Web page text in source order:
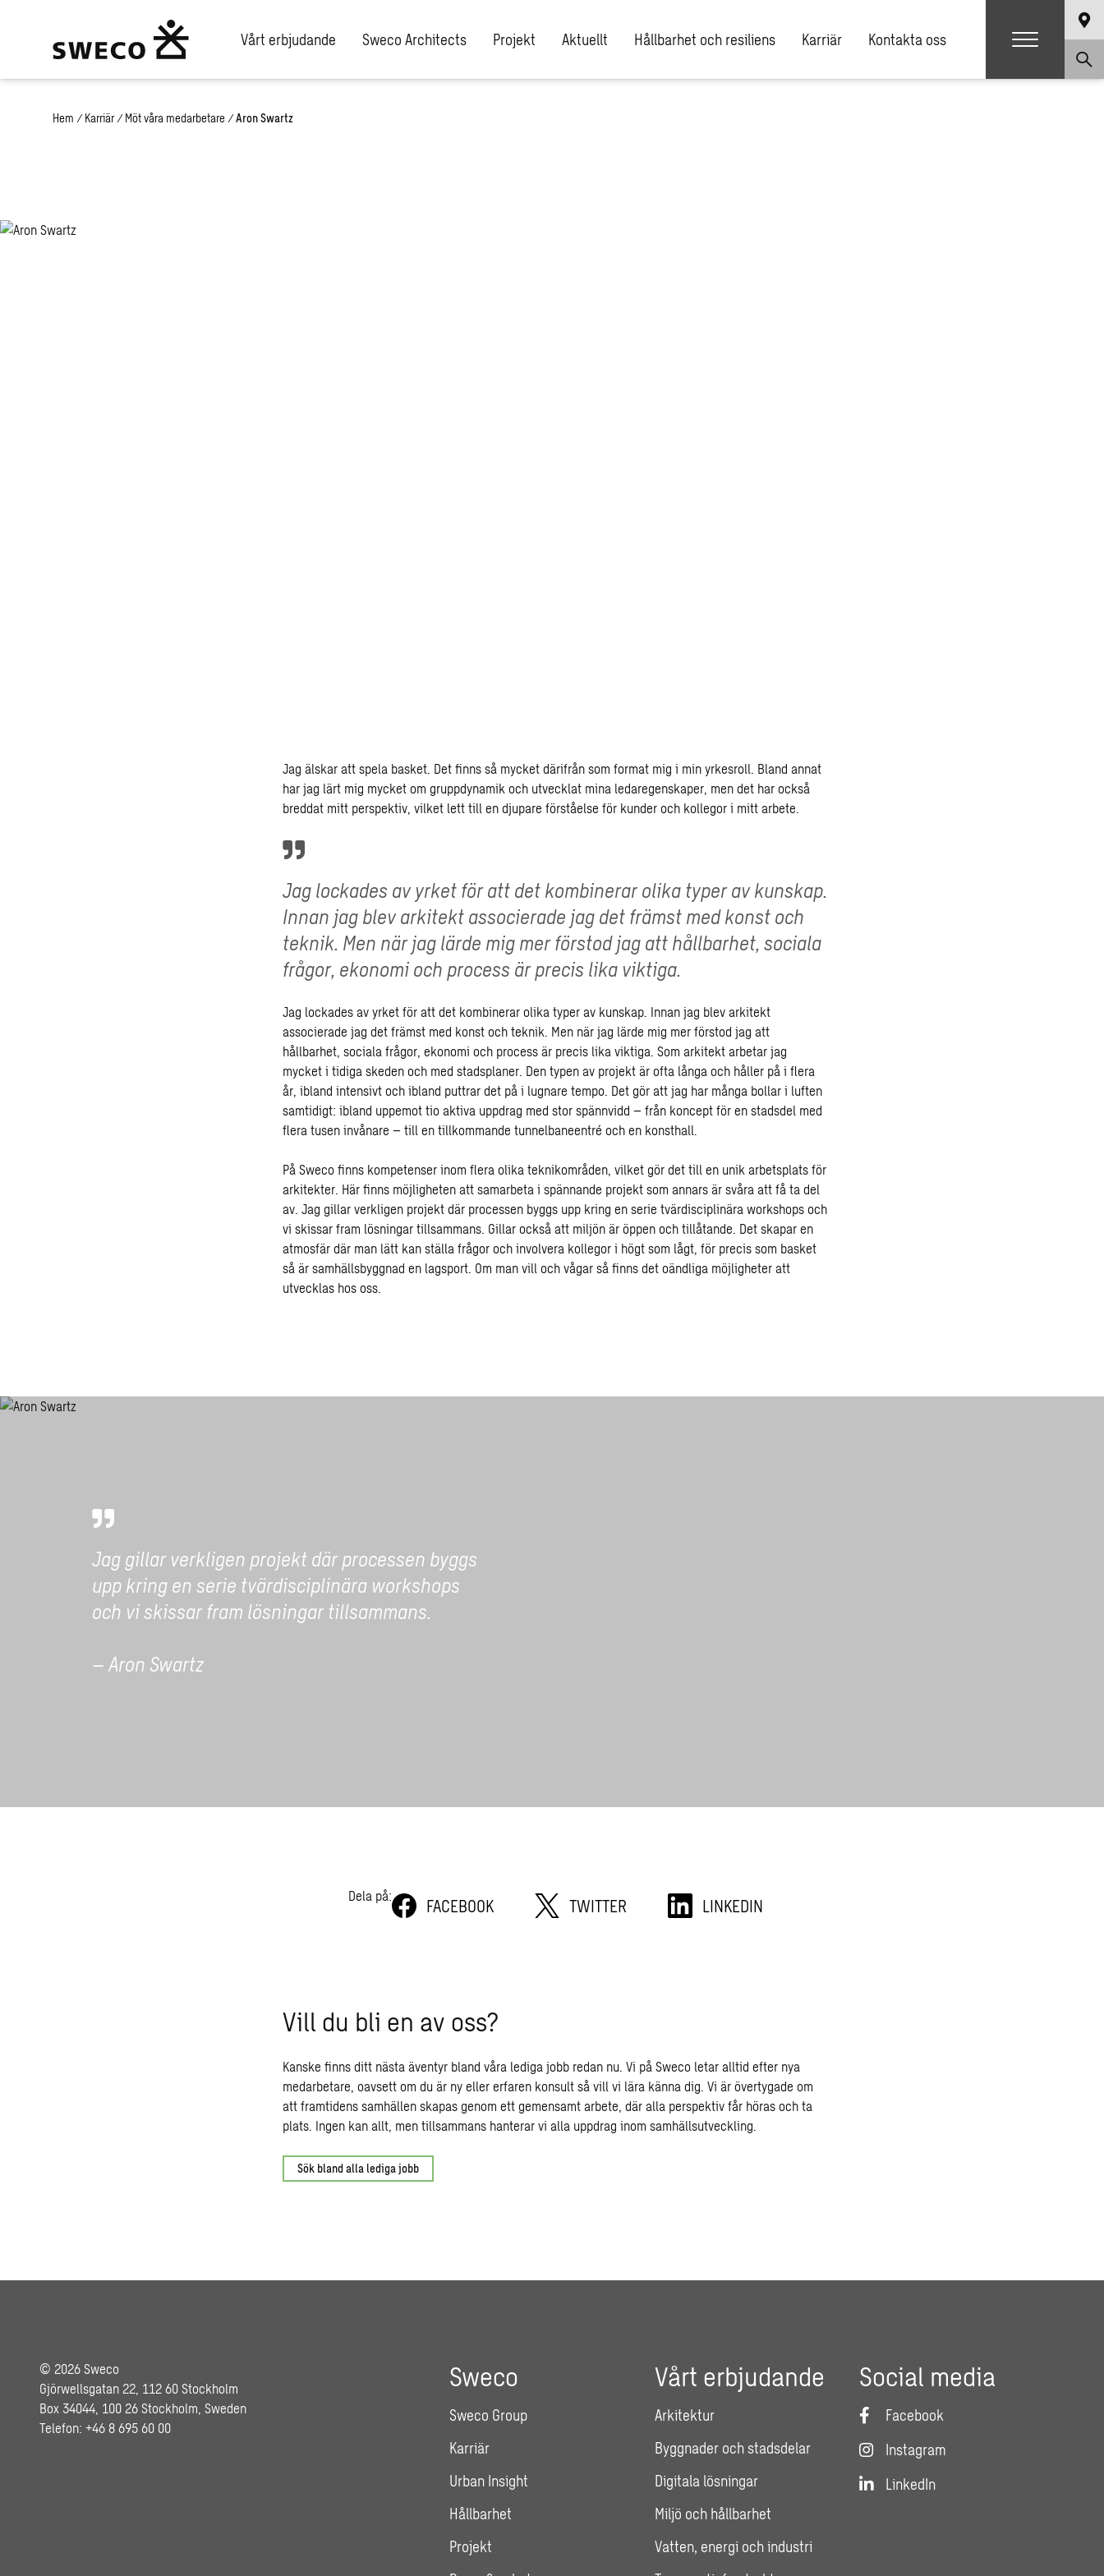
Vårt erbjudande Sweco Architects Projekt Aktuellt Hållbarhet och resiliens Karriär Kontakta oss
Hem / Karriär / Möt våra medarbetare / Aron Swartz
Jag älskar att spela basket. Det finns så mycket därifrån som format mig i min yrkesroll. Bland annat
har jag lärt mig mycket om gruppdynamik och utvecklat mina ledaregenskaper, men det har också
breddat mitt perspektiv, vilket lett till en djupare förståelse för kunder och kollegor i mitt arbete.
Jag lockades av yrket för att det kombinerar olika typer av kunskap.
Innan jag blev arkitekt associerade jag det främst med konst och
teknik. Men när jag lärde mig mer förstod jag att hållbarhet, sociala
frågor, ekonomi och process är precis lika viktiga.
Jag lockades av yrket för att det kombinerar olika typer av kunskap. Innan jag blev arkitekt
associerade jag det främst med konst och teknik. Men när jag lärde mig mer förstod jag att
hållbarhet, sociala frågor, ekonomi och process är precis lika viktiga. Som arkitekt arbetar jag
mycket i tidiga skeden och med stadsplaner. Den typen av projekt är ofta långa och håller på i flera
år, ibland intensivt och ibland puttrar det på i lugnare tempo. Det gör att jag har många bollar i luften
samtidigt: ibland uppemot tio aktiva uppdrag med stor spännvidd – från koncept för en stadsdel med
flera tusen invånare – till en tillkommande tunnelbaneentré och en konsthall.
På Sweco finns kompetenser inom flera olika teknikområden, vilket gör det till en unik arbetsplats för
arkitekter. Här finns möjligheten att samarbeta i spännande projekt som annars är svåra att få ta del
av. Jag gillar verkligen projekt där processen byggs upp kring en serie tvärdisciplinära workshops och
vi skissar fram lösningar tillsammans. Gillar också att miljön är öppen och tillåtande. Det skapar en
atmosfär där man lätt kan ställa frågor och involvera kollegor i högt som lågt, för precis som basket
så är samhällsbyggnad en lagsport. Om man vill och vågar så finns det oändliga möjligheter att
utvecklas hos oss.
Jag gillar verkligen projekt där processen byggs
upp kring en serie tvärdisciplinära workshops
och vi skissar fram lösningar tillsammans.
– Aron Swartz
Dela på:
FACEBOOK TWITTER LINKEDIN
Vill du bli en av oss?
Kanske finns ditt nästa äventyr bland våra lediga jobb redan nu. Vi på Sweco letar alltid efter nya
medarbetare, oavsett om du är ny eller erfaren konsult så vill vi lära känna dig. Vi är övertygade om
att framtidens samhällen skapas genom ett gemensamt arbete, där alla perspektiv får höras och ta
plats. Ingen kan allt, men tillsammans hanterar vi alla uppdrag inom samhällsutveckling.
Sök bland alla lediga jobb
© 2026 Sweco
Gjörwellsgatan 22, 112 60 Stockholm
Box 34044, 100 26 Stockholm, Sweden
Telefon: +46 8 695 60 00
Sweco
Sweco Group
Karriär
Urban Insight
Hållbarhet
Projekt
Vårt erbjudande
Arkitektur
Byggnader och stadsdelar
Digitala lösningar
Miljö och hållbarhet
Vatten, energi och industri
Social media
Facebook
Instagram
LinkedIn